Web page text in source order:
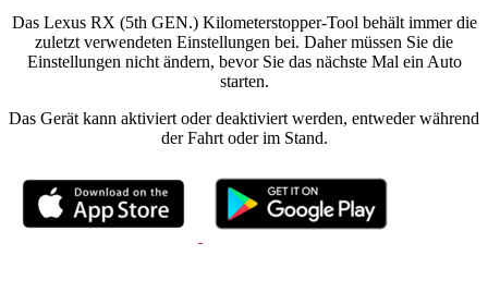
Das Lexus RX (5th GEN.) Kilometerstopper-Tool behält immer die
zuletzt verwendeten Einstellungen bei. Daher müssen Sie die
Einstellungen nicht ändern, bevor Sie das nächste Mal ein Auto
starten.
Das Gerät kann aktiviert oder deaktiviert werden, entweder während
der Fahrt oder im Stand.